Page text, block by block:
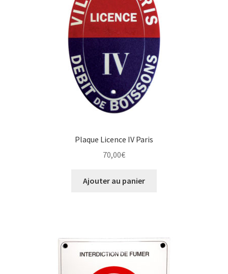
Plaque Licence IV Paris
70,00€
Ajouter au panier